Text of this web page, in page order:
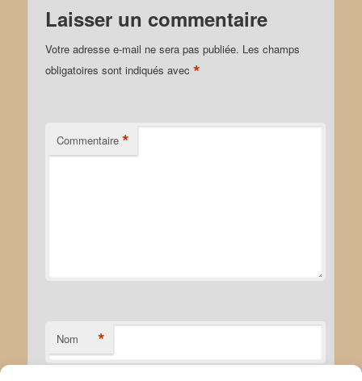
Laisser un commentaire
Votre adresse e-mail ne sera pas publiée. Les champs
obligatoires sont indiqués avec*
Commentaire *
Nom *